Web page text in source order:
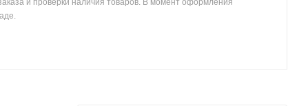
и проверки наличия товаров. В момент оформления